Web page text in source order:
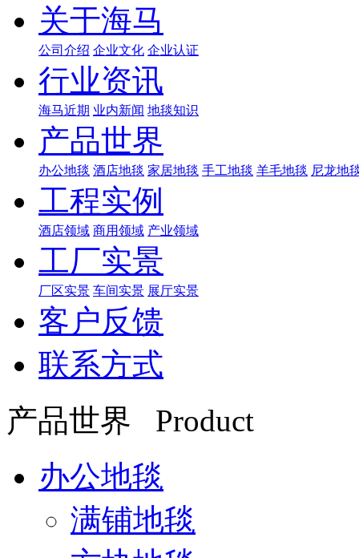
关于海马
公司介绍 企业文化 企业认证
行业资讯
海马近期 业内新闻 地毯知识
产品世界
办公地毯 酒店地毯 家居地毯 手工地毯 羊毛地毯 尼龙地
工程实例
酒店领域 商用领域 产业领域
工厂实景
厂区实景 车间实景 展厅实景
客户反馈
联系方式
产品世界 Product
办公地毯
满铺地毯